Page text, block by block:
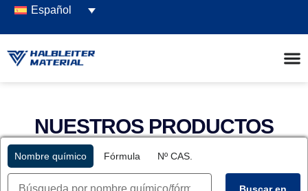
Español
NUESTROS PRODUCTOS
Nombre químico Fórmula Nº CAS.